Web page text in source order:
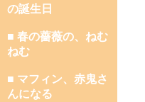
の誕生日
■ 春の薔薇の、ねむ
ねむ
■ マフィン、赤鬼さ
んになる